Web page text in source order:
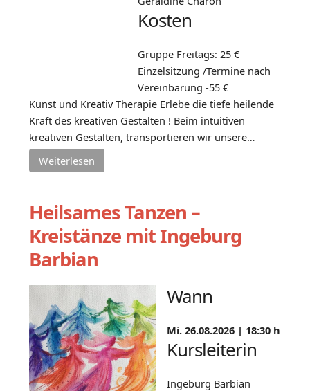
Kosten
Gruppe Freitags: 25 €
Einzelsitzung /Termine nach
Vereinbarung -55 €
Kunst und Kreativ Therapie Erlebe die tiefe heilende
Kraft des kreativen Gestalten ! Beim intuitiven
kreativen Gestalten, transportieren wir unsere…
Weiterlesen
Heilsames Tanzen –
Kreistänze mit Ingeburg
Barbian
Wann
Mi. 26.08.2026 | 18:30 h
Kursleiterin
Ingeburg Barbian